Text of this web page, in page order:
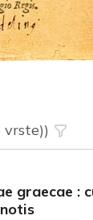
vrste))
graecae :